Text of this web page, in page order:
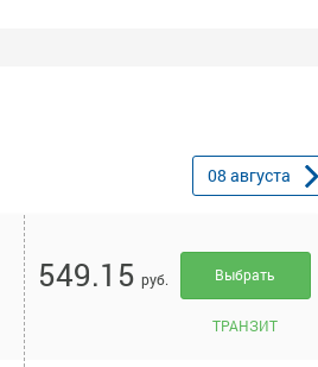
08 августа
549.15 руб. Выбрать
ТРАНЗИТ